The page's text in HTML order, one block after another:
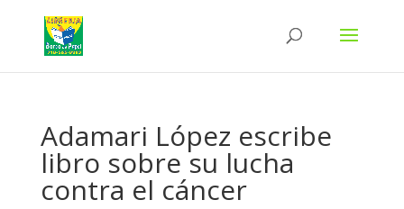
Adamari López escribe
libro sobre su lucha
contra el cáncer